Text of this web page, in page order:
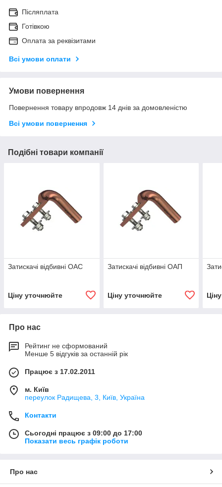
Післяплата
Готівкою
Оплата за реквізитами
Всі умови оплати
Умови повернення
Повернення товару впродовж 14 днів за домовленістю
Всі умови повернення
Подібні товари компанії
Затискачі відбивні ОАС
Ціну уточнюйте
Затискачі відбивні ОАП
Ціну уточнюйте
Про нас
Рейтинг не сформований
Менше 5 відгуків за останній рік
Працює з 17.02.2011
м. Київ
переулок Радищева, 3, Київ, Україна
Контакти
Сьогодні працює з 09:00 до 17:00
Показати весь графік роботи
Про нас